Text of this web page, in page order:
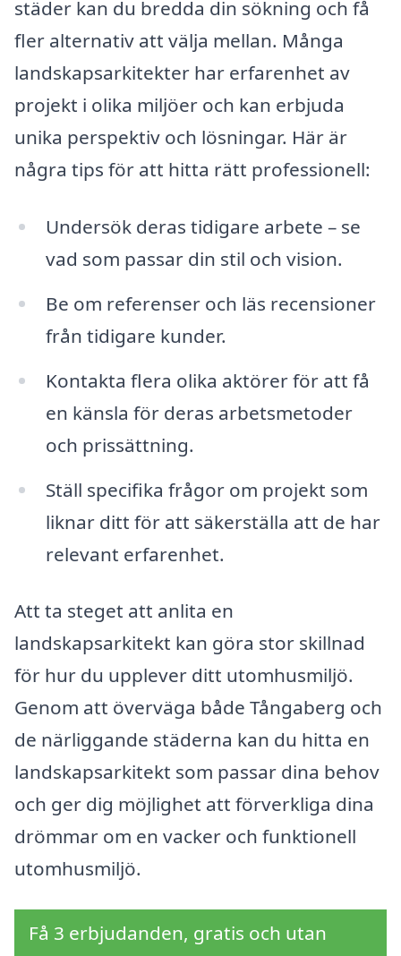
städer kan du bredda din sökning och få
fler alternativ att välja mellan. Många
landskapsarkitekter har erfarenhet av
projekt i olika miljöer och kan erbjuda
unika perspektiv och lösningar. Här är
några tips för att hitta rätt professionell:
Undersök deras tidigare arbete – se
vad som passar din stil och vision.
Be om referenser och läs recensioner
från tidigare kunder.
Kontakta flera olika aktörer för att få
en känsla för deras arbetsmetoder
och prissättning.
Ställ specifika frågor om projekt som
liknar ditt för att säkerställa att de har
relevant erfarenhet.
Att ta steget att anlita en
landskapsarkitekt kan göra stor skillnad
för hur du upplever ditt utomhusmiljö.
Genom att överväga både Tångaberg och
de närliggande städerna kan du hitta en
landskapsarkitekt som passar dina behov
och ger dig möjlighet att förverkliga dina
drömmar om en vacker och funktionell
utomhusmiljö.
Få 3 erbjudanden, gratis och utan